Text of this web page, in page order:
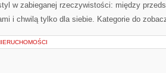
w zabieganej rzeczywistości: między
i chwilą tylko dla siebie. Kategorie do